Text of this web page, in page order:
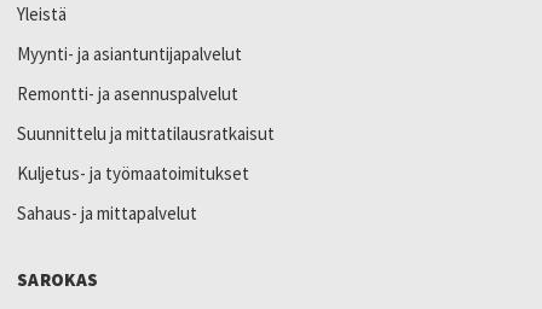
Yleistä
Myynti- ja asiantuntijapalvelut
Remontti- ja asennuspalvelut
Suunnittelu ja mittatilausratkaisut
Kuljetus- ja työmaatoimitukset
Sahaus- ja mittapalvelut
SAROKAS